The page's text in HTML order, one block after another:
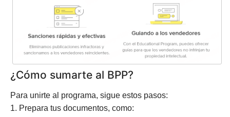
¿Cómo sumarte al BPP?
Para unirte al programa, sigue estos pasos:
1. Prepara tus documentos, como: